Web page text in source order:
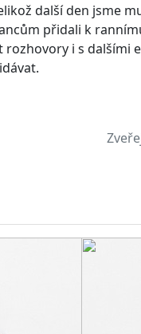
další den jsme
přidali k
i s dalšími